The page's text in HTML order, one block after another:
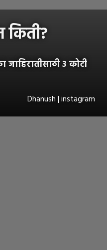
किती?
जाहिरातीसाठी 3 कोटी
Dhanush | instagram